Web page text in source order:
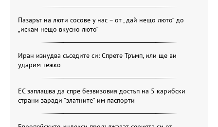
Пазарът на люти сосове у нас – от „дай нещо люто“ до
„искам нещо вкусно люто“
Иран изнудва съседите си: Спрете Тръмп, или ще ви
ударим тежко
ЕС заплашва да спре безвизовия достъп на 5 карибски
страни заради "златните" им паспорти